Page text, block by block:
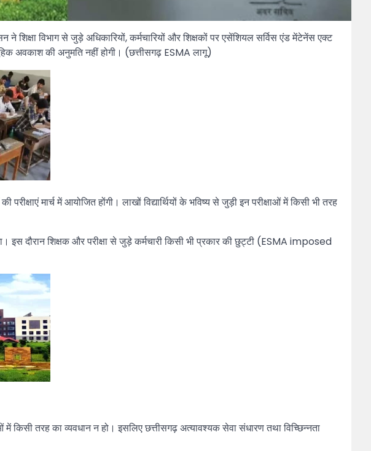
शिक्षा विभाग से जुड़े अधिकारियों, कर्मचारियों और शिक्षकों पर एसेंशियल सर्विस एंड मेंटेनेंस एक्ट
अवकाश की अनुमति नहीं होगी। (छत्तीसगढ़ ESMA लागू)
मार्च में आयोजित होंगी। लाखों विद्यार्थियों के भविष्य से जुड़ी इन परीक्षाओं में किसी भी तरह
दौरान शिक्षक और परीक्षा से जुड़े कर्मचारी किसी भी प्रकार की छुट्टी (ESMA imposed
तरह का व्यवधान न हो। इसलिए छत्तीसगढ़ अत्यावश्यक सेवा संधारण तथा विच्छिन्नता